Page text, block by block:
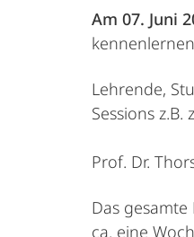
Am 07. Juni
Lehrende,
Sessions
Prof. Dr.
Das
ca. eine